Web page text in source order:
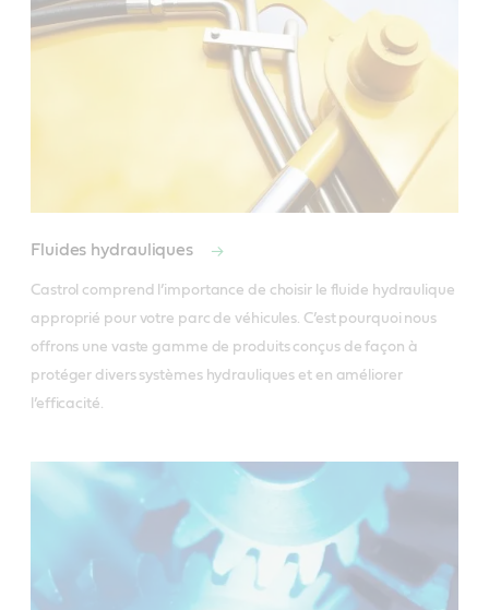
Fluides hydrauliques
Castrol comprend l’importance de choisir le fluide hydraulique
approprié pour votre parc de véhicules. C’est pourquoi nous
offrons une vaste gamme de produits conçus de façon à
protéger divers systèmes hydrauliques et en améliorer
l’efficacité.